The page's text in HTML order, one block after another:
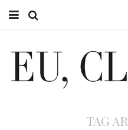
EU CLÁUDIO
TAG